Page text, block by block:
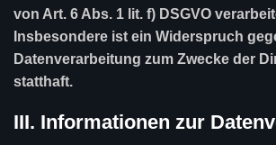
von Art. 6 Abs. 1 lit. f) DSGVO
Insbesondere ist ein Widerspruch
Datenverarbeitung zum Zwecke der
statthaft.
III. Informationen zur